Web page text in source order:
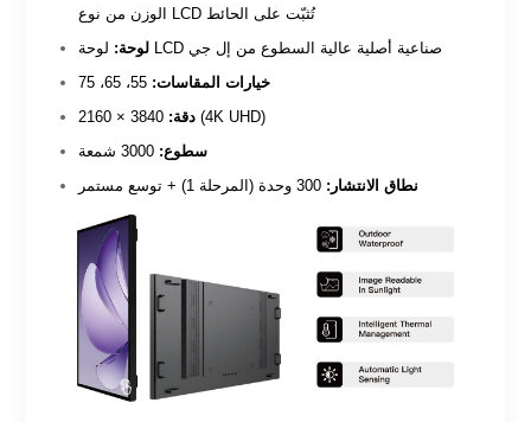
الوزن من نوع LCD تُثبّت على الحائط
لوحة:
لوحة LCD صناعية أصلية عالية السطوع من إل جي
خيارات المقاسات:
دقة:
3840 × 2160 (4K UHD)
سطوع:
نطاق الانتشار: